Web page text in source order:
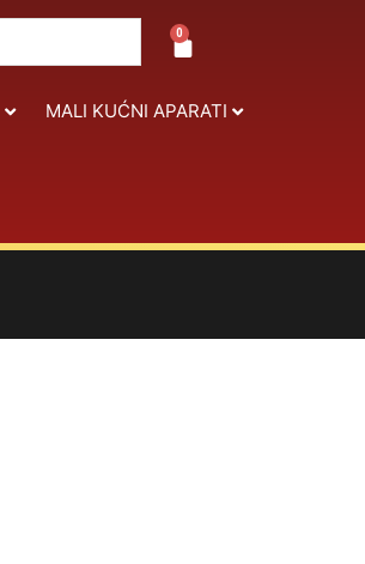
0
Cart
MALI KUĆNI APARATI